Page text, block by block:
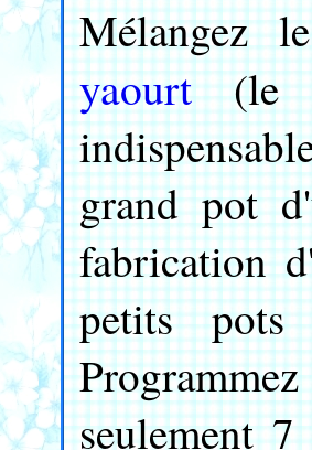
Mélangez
yaourt(le
grand pot
fabrication
petits pots
seulement